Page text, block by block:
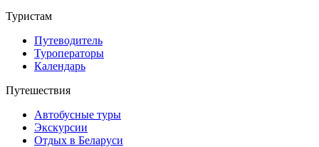
Туристам
Путеводитель
Туроператоры
Календарь
Путешествия
Автобусные туры
Экскурсии
Отдых в Беларуси